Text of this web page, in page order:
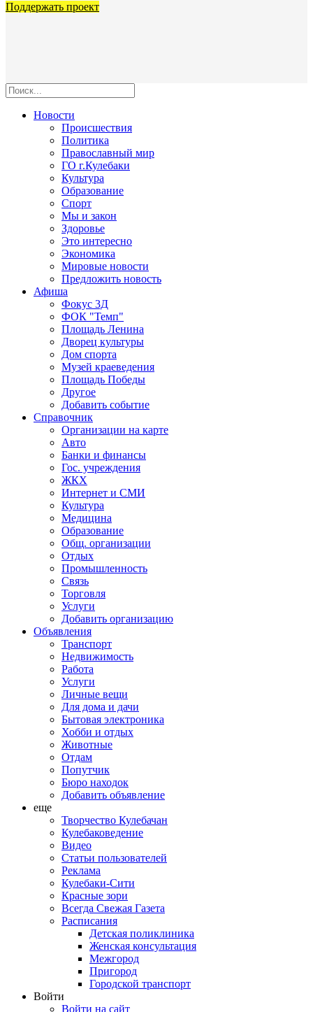
Поддержать проект
Новости
Происшествия
Политика
Православный мир
ГО г.Кулебаки
Культура
Образование
Спорт
Мы и закон
Здоровье
Это интересно
Экономика
Мировые новости
Предложить новость
Афиша
Фокус 3Д
ФОК "Темп"
Площадь Ленина
Дворец культуры
Дом спорта
Музей краеведения
Площадь Победы
Другое
Добавить событие
Справочник
Организации на карте
Авто
Банки и финансы
Гос. учреждения
ЖКХ
Интернет и СМИ
Культура
Медицина
Образование
Общ. организации
Отдых
Промышленность
Связь
Торговля
Услуги
Добавить организацию
Объявления
Транспорт
Недвижимость
Работа
Услуги
Личные вещи
Для дома и дачи
Бытовая электроника
Хобби и отдых
Животные
Отдам
Попутчик
Бюро находок
Добавить объявление
еще
Творчество Кулебачан
Кулебаковедение
Видео
Статьи пользователей
Реклама
Кулебаки-Сити
Красные зори
Всегда Свежая Газета
Расписания
Детская поликлиника
Женская консультация
Межгород
Пригород
Городской транспорт
Войти
Войти на сайт